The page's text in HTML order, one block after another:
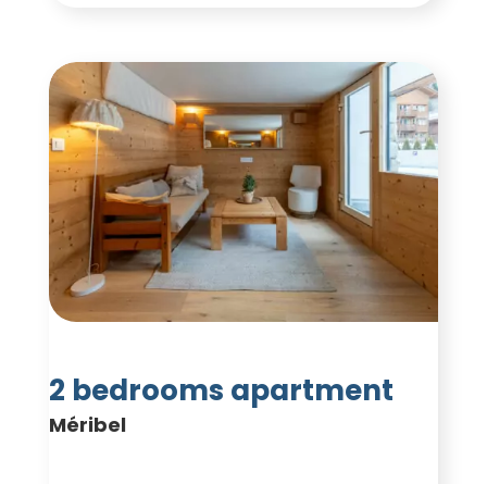
2 bedrooms apartment
Méribel